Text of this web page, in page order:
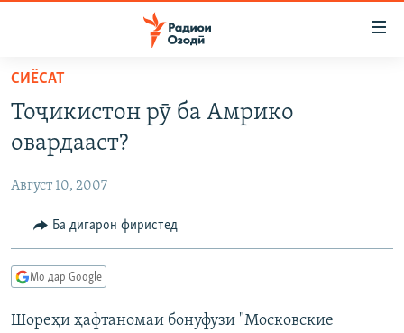
Ҷаҳиш
мояи
аслӣ
Ҷаҳиш
ба
Ҷаҳиш
ҶОМЕА
ҚАЗИЯИ "КРОКУС"
ФАРҲАНГ
МЕҲМОНИ ОЗОДӢ
ГАПИ ОЗОД
РӮЗГОРИ МУҲОҶИР
САЛОМ, ХОҲАР
ТАҲҚИҚОТ
НАЗАРИ МАРДУМ
БЛОГИСТОН
ЧАНДРАСОНАӢ
СИЁСАТ
Тоҷикистон рӯ ба Амрико
овардааст?
Август 10, 2007
Ба дигарон фиристед
Мо дар Google
Шореҳи ҳафтаномаи бонуфузи "Московские